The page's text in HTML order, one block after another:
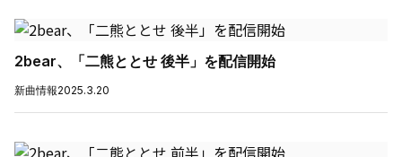
2bear、「二熊ととせ 後半」を配信開始
新曲情報2025.3.20